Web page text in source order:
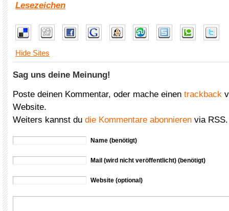
Lesezeichen
Hide Sites
Sag uns deine Meinung!
Poste deinen Kommentar, oder mache einen trackback
Website.
Weiters kannst du die Kommentare abonnieren via RSS.
Name (benötigt)
Mail (wird nicht veröffentlicht) (benötigt)
Website (optional)